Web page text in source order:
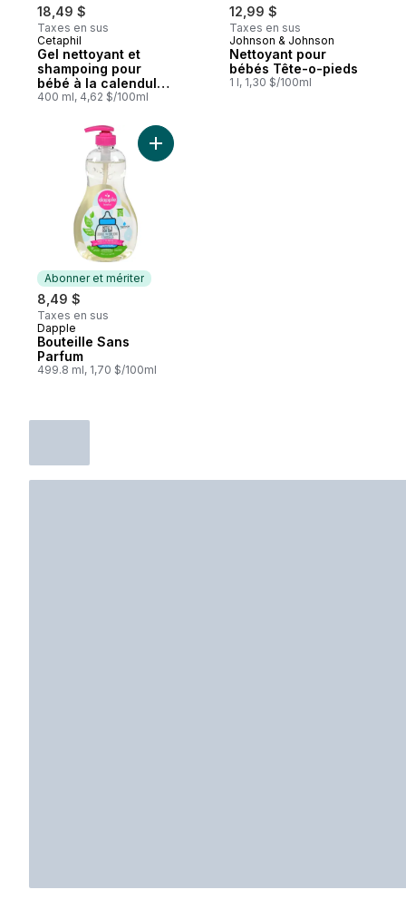
18,49 $
Taxes en sus
Abonner et mériter
Cetaphil
Gel nettoyant et
shampoing pour
bébé à la calendula
biologique, corps et
400 ml, 4,62 $/100ml
12,99 $
Taxes en sus
Abonner et mériter
Johnson & Johnson
Nettoyant pour
bébés Tête-o-pieds
1 l, 1,30 $/100ml
Abonner et mériter
8,49 $
Taxes en sus
Abonner et mériter
Dapple
Bouteille Sans
Parfum
499.8 ml, 1,70 $/100ml
Ajouter Bouteille Sans Parfum au panier